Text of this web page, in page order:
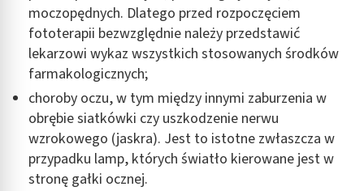
moczopędnych. Dlatego przed rozpoczęciem
fototerapii bezwzględnie należy przedstawić
lekarzowi wykaz wszystkich stosowanych środków
farmakologicznych;
choroby oczu, w tym między innymi zaburzenia w
obrębie siatkówki czy uszkodzenie nerwu
wzrokowego (jaskra). Jest to istotne zwłaszcza w
przypadku lamp, których światło kierowane jest w
stronę gałki ocznej.